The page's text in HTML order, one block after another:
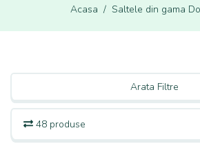
Acasa / Saltele din gama
Arata Filtre
48 produse